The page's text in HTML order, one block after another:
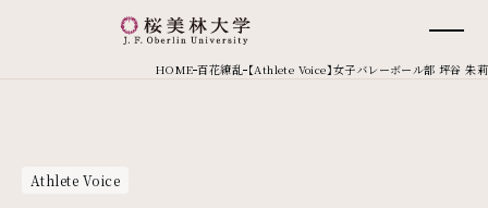
桜美林大学 トップページ
HOME 百花繚乱 【Athlete Voice】女子バレーボール部 坪谷 朱莉
Athlete Voice